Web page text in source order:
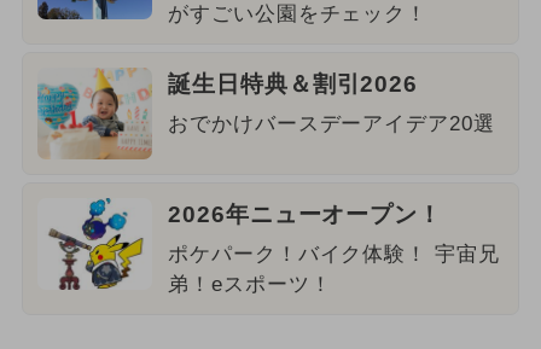
がすごい公園をチェック！
誕生日特典＆割引2026
おでかけバースデーアイデア20選
2026年ニューオープン！
ポケパーク！バイク体験！ 宇宙兄
弟！eスポーツ！